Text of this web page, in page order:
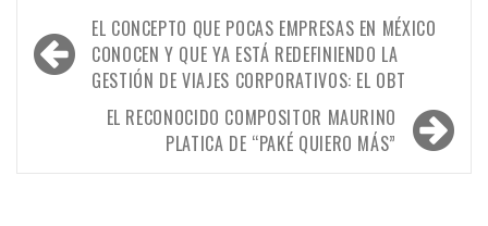
Navegación
de
entradas
EL CONCEPTO QUE POCAS EMPRESAS EN MÉXICO
CONOCEN Y QUE YA ESTÁ REDEFINIENDO LA
GESTIÓN DE VIAJES CORPORATIVOS: EL OBT
EL RECONOCIDO COMPOSITOR MAURINO
PLATICA DE “PAKÉ QUIERO MÁS”